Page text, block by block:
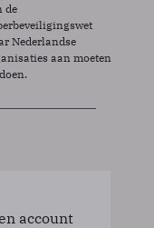
de
Nederlandse
aan moeten
account